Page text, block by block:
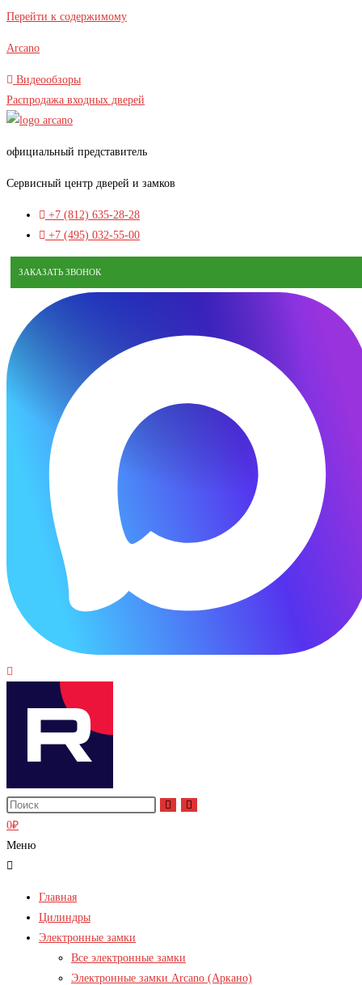
Перейти к содержимому
Arcano
Видеообзоры
Распродажа входных дверей
официальный представитель
Сервисный центр дверей и замков
+7 (812) 635-28-28
+7 (495) 032-55-00
ЗАКАЗАТЬ ЗВОНОК
0₽
Меню
Главная
Цилиндры
Электронные замки
Все электронные замки
Электронные замки Arcano (Аркано)